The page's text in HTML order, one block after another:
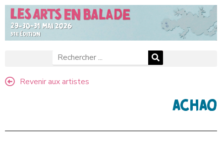
Revenir aux artistes
ACHAO